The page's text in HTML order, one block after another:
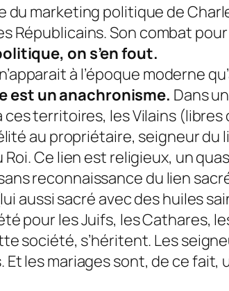
marketing politique de
Républicains. Son combat
on s’en fout.
n’apparait à l’époque moderne
est un anachronisme. Dans
territoires, les Vilains
au propriétaire, seigneur du
Roi. Ce lien est religieux, un
reconnaissance du lien
aussi sacré avec des huiles
pour les Juifs, les Cathares,
société, s’héritent. Les
les mariages sont, de ce